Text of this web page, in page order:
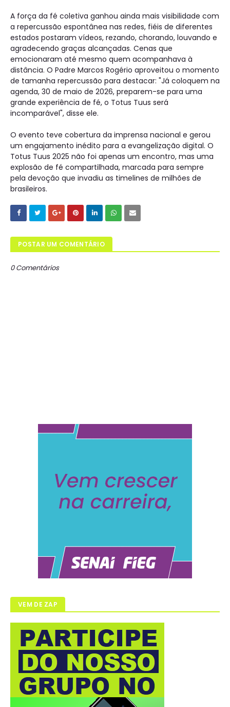
A força da fé coletiva ganhou ainda mais visibilidade com
a repercussão espontânea nas redes, fiéis de diferentes
estados postaram vídeos, rezando, chorando, louvando e
agradecendo graças alcançadas. Cenas que
emocionaram até mesmo quem acompanhava à
distância. O Padre Marcos Rogério aproveitou o momento
de tamanha repercussão para destacar: "Já coloquem na
agenda, 30 de maio de 2026, preparem-se para uma
grande experiência de fé, o Totus Tuus será
incomparável", disse ele.
O evento teve cobertura da imprensa nacional e gerou
um engajamento inédito para a evangelização digital. O
Totus Tuus 2025 não foi apenas um encontro, mas uma
explosão de fé compartilhada, marcada para sempre
pela devoção que invadiu as timelines de milhões de
brasileiros.
POSTAR UM COMENTÁRIO
0 Comentários
VEM DE ZAP